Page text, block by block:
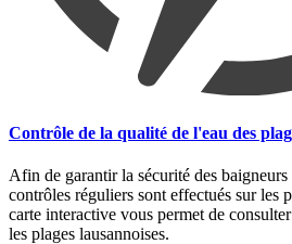
Contrôle de la qualité de l'eau des
Afin de garantir la sécurité des
contrôles réguliers sont effectués sur les
carte interactive vous permet de
les plages lausannoises.